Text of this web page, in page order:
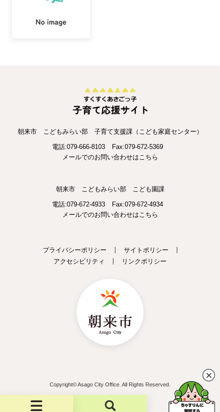
朝来市 こどもみらい部 子育て支援課（こども家庭センター）
電話:079-666-8103
Fax:079-672-5369
メールでのお問い合わせはこちら
朝来市 こどもみらい部 こども園課
電話:079-672-4933
Fax:079-672-4934
メールでのお問い合わせはこちら
プライバシーポリシー
サイトポリシー
アクセシビリティ
リンクポリシー
Copyright© Asago City Office. All Rights Reserved.